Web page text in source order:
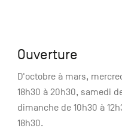
Ouverture
D'octobre à mars,
18h30 à 20h30, samedi
dimanche de 10h30 à
18h30.